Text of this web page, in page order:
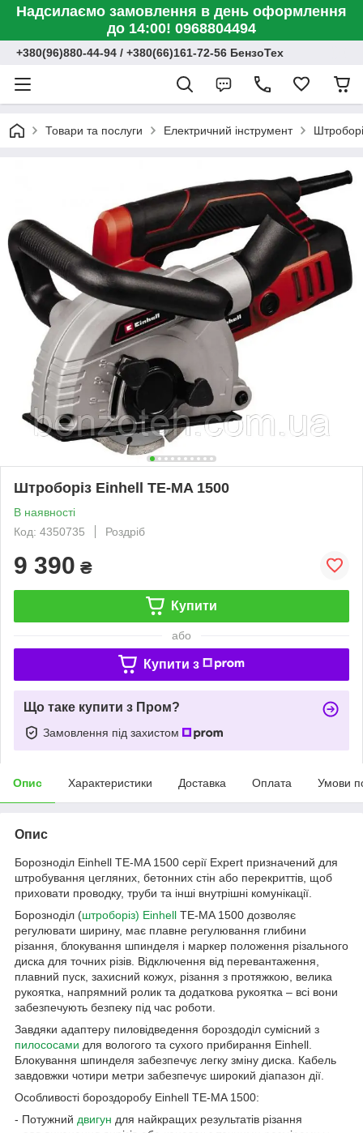
Надсилаємо замовлення в день оформлення
до 14:00! 0968804494
+380(96)880-44-94 / +380(66)161-72-56 БензоТех
Товари та послуги Електричний інструмент
Штроборіз Einhell TE-MA 1500
В наявності
Код: 4350735
Роздріб
9 390 ₴
Купити
або
Купити з
Що таке купити з Пром?
Замовлення під захистом
Опис Характеристики Доставка Оплата Умови
Опис
Борозноділ Einhell TE-MA 1500 серії Expert призначений для
штробування цегляних, бетонних стін або перекриттів, щоб
приховати проводку, труби та інші внутрішні комунікації.
Борозноділ (штроборіз) Einhell TE-MA 1500 дозволяє
регулювати ширину, має плавне регулювання глибини
різання, блокування шпинделя і маркер положення різального
диска для точних різів. Відключення від перевантаження,
плавний пуск, захисний кожух, різання з протяжкою, велика
рукоятка, напрямний ролик та додаткова рукоятка – всі вони
забезпечують безпеку під час роботи.
Завдяки адаптеру пиловідведення бороздоділ сумісний з
пилососами для вологого та сухого прибирання Einhell.
Блокування шпинделя забезпечує легку зміну диска. Кабель
завдовжки чотири метри забезпечує широкий діапазон дії.
Особливості бороздоробу Einhell TE-MA 1500:
- Потужний двигун для найкращих результатів різання